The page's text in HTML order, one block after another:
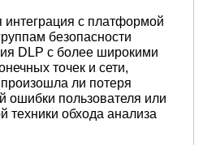
интеграция с платформой
безопасности
DLP с более широкими
точек и сети,
ли потеря
ошибки пользователя или
техники обходаанализа